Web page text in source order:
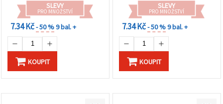
SLEVY
PRO MNOŽSTVÍ
7.34 Kč- 50 %9 bal. +
KOUPIT
SLEVY
PRO MNOŽSTVÍ
7.34 Kč- 50 %9 bal. +
KOUPIT